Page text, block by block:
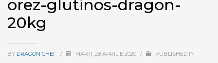
orez-glutinos-dragon-
20kg
BY DRAGON CHEF / MARȚI, 28 APRILIE 2020 / PUBLISHED IN